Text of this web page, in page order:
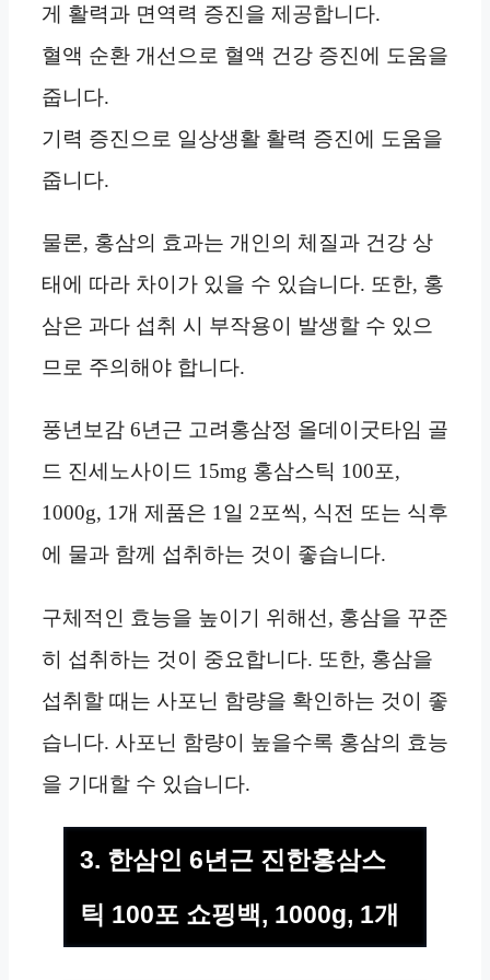
게 활력과 면역력 증진을 제공합니다.
혈액 순환 개선으로 혈액 건강 증진에 도움을
줍니다.
기력 증진으로 일상생활 활력 증진에 도움을
줍니다.
물론, 홍삼의 효과는 개인의 체질과 건강 상
태에 따라 차이가 있을 수 있습니다. 또한, 홍
삼은 과다 섭취 시 부작용이 발생할 수 있으
므로 주의해야 합니다.
풍년보감 6년근 고려홍삼정 올데이굿타임 골
드 진세노사이드 15mg 홍삼스틱 100포,
1000g, 1개 제품은 1일 2포씩, 식전 또는 식후
에 물과 함께 섭취하는 것이 좋습니다.
구체적인 효능을 높이기 위해선, 홍삼을 꾸준
히 섭취하는 것이 중요합니다. 또한, 홍삼을
섭취할 때는 사포닌 함량을 확인하는 것이 좋
습니다. 사포닌 함량이 높을수록 홍삼의 효능
을 기대할 수 있습니다.
3. 한삼인 6년근 진한홍삼스
틱 100포 쇼핑백, 1000g, 1개